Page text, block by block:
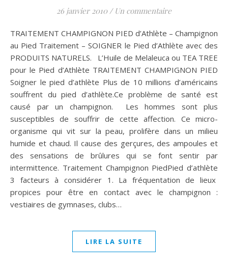
26 janvier 2010 / Un commentaire
TRAITEMENT CHAMPIGNON PIED d’Athlète – Champignon
au Pied Traitement – SOIGNER le Pied d’Athlète avec des
PRODUITS NATURELS. L’Huile de Melaleuca ou TEA TREE
pour le Pied d’Athlète TRAITEMENT CHAMPIGNON PIED
Soigner le pied d’athlète Plus de 10 millions d’américains
souffrent du pied d’athlète.Ce problème de santé est
causé par un champignon. Les hommes sont plus
susceptibles de souffrir de cette affection. Ce micro-
organisme qui vit sur la peau, prolifère dans un milieu
humide et chaud. Il cause des gerçures, des ampoules et
des sensations de brûlures qui se font sentir par
intermittence. Traitement Champignon PiedPied d’athlète
3 facteurs à considérer 1. La fréquentation de lieux
propices pour être en contact avec le champignon :
vestiaires de gymnases, clubs…
LIRE LA SUITE